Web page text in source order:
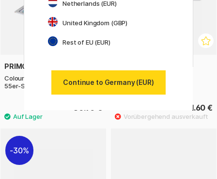
PRIMO
Colour box Mixed colour & draw
55er-Set
Lineal Kunststoff 20 cm
1.60 €
30%
Netherlands (EUR)
United Kingdom (GBP)
Rest of EU (EUR)
Continue to Germany (EUR)